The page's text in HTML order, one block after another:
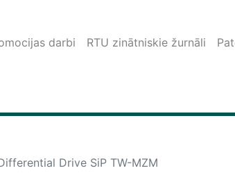
darbi RTU zinātniskie žurnāli
Drive SiP TW-MZM